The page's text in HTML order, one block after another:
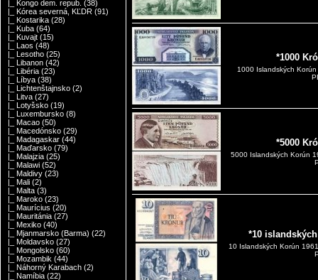
|_ Kongo dem. repub. (38)
|_ Kórea severná, KĽDR (91)
|_ Kostarika (28)
|_ Kuba (64)
|_ Kuvajt (15)
|_ Laos (48)
|_ Lesotho (25)
|_ Libanon (42)
|_ Libéria (23)
|_ Líbya (38)
|_ Lichtenštajnsko (2)
|_ Litva (27)
|_ Lotyšsko (19)
|_ Luxembursko (8)
|_ Macao (50)
|_ Macedónsko (29)
|_ Madagaskar (44)
|_ Maďarsko (79)
|_ Malajzia (25)
|_ Malawi (52)
|_ Maldivy (23)
|_ Mali (2)
|_ Malta (3)
|_ Maroko (23)
|_ Maurícius (20)
|_ Mauritánia (27)
|_ Mexiko (40)
|_ Mjanmarsko (Barma) (22)
|_ Moldavsko (27)
|_ Mongolsko (60)
|_ Mozambik (44)
|_ Náhorný Karabach (2)
|_ Namíbia (22)
*1000
1000 Islandských
*5000
5000 Islandských Korún
*10
10 Islandských Korún